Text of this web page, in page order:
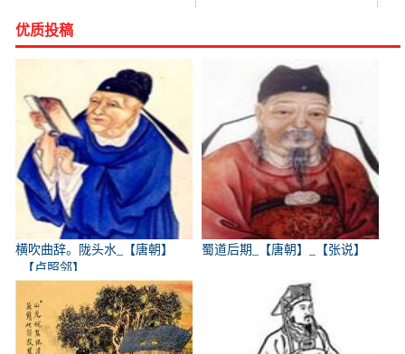
优质投稿
横吹曲辞。陇头水_【唐朝】
_【卢照邻】
蜀道后期_【唐朝】_【张说】